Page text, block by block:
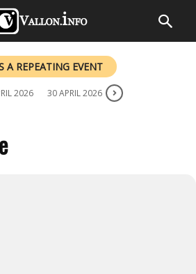
A REPEATING EVENT
2026 30 APRIL 2026